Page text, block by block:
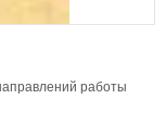
работы